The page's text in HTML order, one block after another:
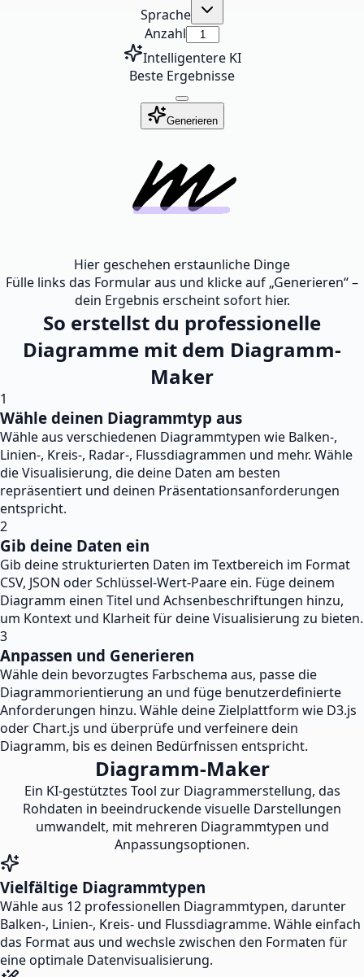
Sprache
Anzahl
Intelligentere KI
Beste Ergebnisse
Generieren
Hier geschehen erstaunliche Dinge
Fülle links das Formular aus und klicke auf „Generieren“ –
dein Ergebnis erscheint sofort hier.
So erstellst du professionelle
Diagramme mit dem Diagramm-
Maker
1
Wähle deinen Diagrammtyp aus
Wähle aus verschiedenen Diagrammtypen wie Balken-,
Linien-, Kreis-, Radar-, Flussdiagrammen und mehr. Wähle
die Visualisierung, die deine Daten am besten
repräsentiert und deinen Präsentationsanforderungen
entspricht.
2
Gib deine Daten ein
Gib deine strukturierten Daten im Textbereich im Format
CSV, JSON oder Schlüssel-Wert-Paare ein. Füge deinem
Diagramm einen Titel und Achsenbeschriftungen hinzu,
um Kontext und Klarheit für deine Visualisierung zu bieten.
3
Anpassen und Generieren
Wähle dein bevorzugtes Farbschema aus, passe die
Diagrammorientierung an und füge benutzerdefinierte
Anforderungen hinzu. Wähle deine Zielplattform wie D3.js
oder Chart.js und überprüfe und verfeinere dein
Diagramm, bis es deinen Bedürfnissen entspricht.
Diagramm-Maker
Ein KI-gestütztes Tool zur Diagrammerstellung, das
Rohdaten in beeindruckende visuelle Darstellungen
umwandelt, mit mehreren Diagrammtypen und
Anpassungsoptionen.
Vielfältige Diagrammtypen
Wähle aus 12 professionellen Diagrammtypen, darunter
Balken-, Linien-, Kreis- und Flussdiagramme. Wähle einfach
das Format aus und wechsle zwischen den Formaten für
eine optimale Datenvisualisierung.